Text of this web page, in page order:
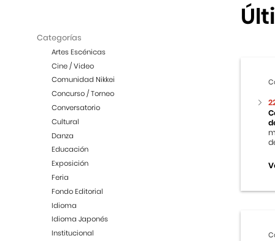
Categorías
Artes Escénicas
Cine / Video
Comunidad Nikkei
Concurso / Torneo
Conversatorio
Cultural
Danza
Educación
Exposición
Feria
Fondo Editorial
Idioma
Idioma Japonés
Institucional